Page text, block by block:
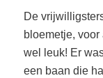
De
bloemetje,
wel leuk! Er
een baan die